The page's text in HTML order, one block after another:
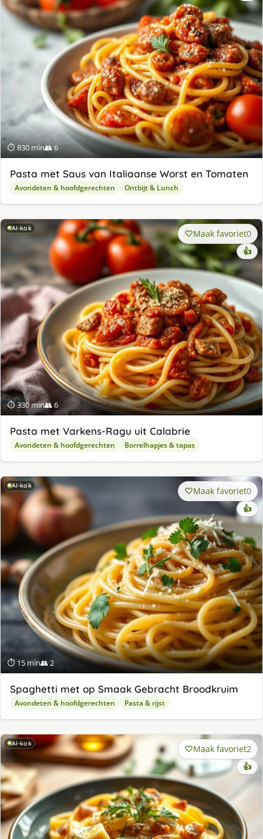
⏱ 830 min👥 6
Pasta met Saus van Italiaanse Worst en Tomaten
Avondeten & hoofdgerechten Ontbijt & Lunch
AI-kok
⏱ 330 min👥 6
Maak favoriet0
👍
Pasta met Varkens-Ragu uit Calabrie
Avondeten & hoofdgerechten Borrelhapjes & tapas
AI-kok
⏱ 15 min👥 2
Maak favoriet0
👍
Spaghetti met op Smaak Gebracht Broodkruim
Avondeten & hoofdgerechten Pasta & rijst
AI-kok Maak favoriet2
👍